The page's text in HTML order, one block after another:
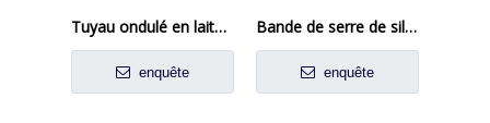
Tuyau ondulé en laiton H80
enquête
Bande de serre de silencieux d'échappement à boulon unique de 6 pouces
enquête